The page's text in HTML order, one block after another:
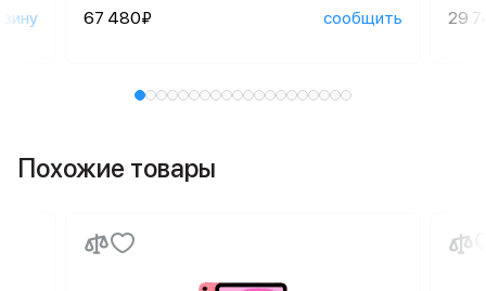
67 480₽
сообщить 29
Похожие товары